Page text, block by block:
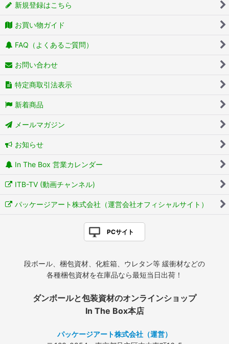
新規登録はこちら
お買い物ガイド
FAQ（よくあるご質問）
お問い合わせ
特定商取引法表示
新着商品
メールマガジン
お知らせ
In The Box 営業カレンダー
ITB-TV (動画チャンネル)
パッケージアート株式会社（運営会社オフィシャルサイト）
PCサイト
段ボール、梱包資材、化粧箱、ウレタン等 緩衝材などの
各種梱包資材を在庫品なら最短当日出荷！
ダンボールと包装資材のオンラインショップ
In The Box本店
パッケージアート株式会社（運営）